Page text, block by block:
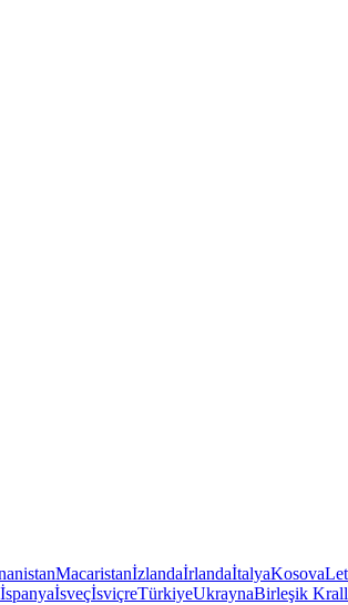
MacaristanİzlandaİrlandaİtalyaKosova
İspanyaİsveçİsviçreTürkiyeUkraynaBirleşik